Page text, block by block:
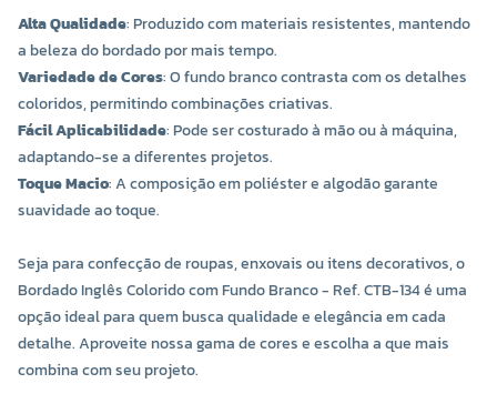
R$ 15,20 UNIDADE
- +
R$ 15,20 UNIDADE
Alta Qualidade: Produzido com materiais resistentes, mantendo
a beleza do bordado por mais tempo.
Variedade de Cores: O fundo branco contrasta com os detalhes
coloridos, permitindo combinações criativas.
Fácil Aplicabilidade: Pode ser costurado à mão ou à máquina,
adaptando-se a diferentes projetos.
Toque Macio: A composição em poliéster e algodão garante
suavidade ao toque.
Seja para confecção de roupas, enxovais ou itens decorativos, o
Bordado Inglês Colorido com Fundo Branco - Ref. CTB-134 é uma
opção ideal para quem busca qualidade e elegância em cada
detalhe. Aproveite nossa gama de cores e escolha a que mais
combina com seu projeto.